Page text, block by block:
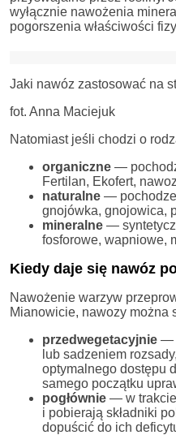
wyłącznie nawożenia
pogorszenia właściwości
Jaki nawóz zastosować na
fot. Anna Maciejuk
Natomiast jeśli chodzi o
organiczne —
Fertilan, Ekofert,
naturalne —
gnojówka, gnojowica,
mineralne —
fosforowe, wapniowe,
Kiedy daje się nawóz
Nawożenie warzyw
Mianowicie, nawozy można
przedwegetacyjnie —
lub sadzeniem
optymalnego dostępu
samego początku
pogłównie — w trakcie
i pobierają składniki
dopuścić do ich